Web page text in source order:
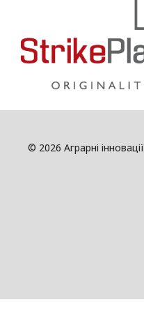
© 2026 Аграрні інновації